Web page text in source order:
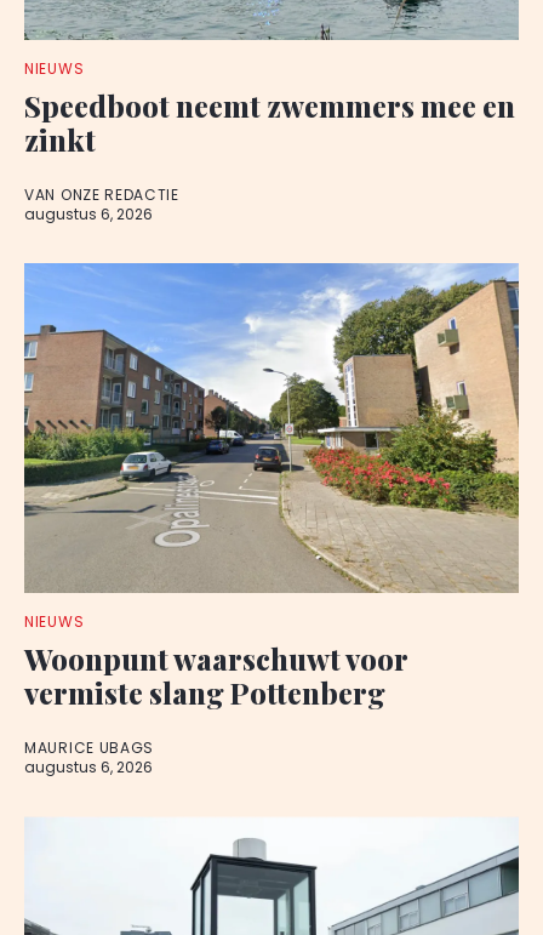
NIEUWS
Speedboot neemt zwemmers mee en
zinkt
VAN ONZE REDACTIE
augustus 6, 2026
NIEUWS
Woonpunt waarschuwt voor
vermiste slang Pottenberg
MAURICE UBAGS
augustus 6, 2026